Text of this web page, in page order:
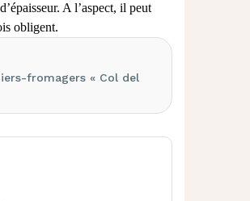
A l’aspect, il peut
obligent.
fromagers « Col del